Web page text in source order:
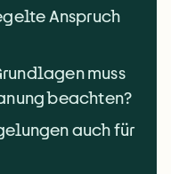
Anspruch
muss
beachten?
auch für